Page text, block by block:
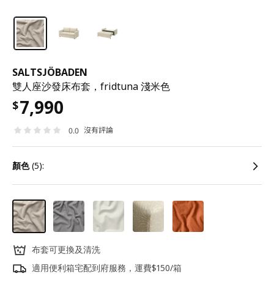
SALTSJÖBADEN
雙人座沙發床布套，fridtuna 淺米色
$7,990
0.0 沒有評論
顏色(5):
布套可更換及清洗
適用便利箱宅配到府服務，運費$150/箱